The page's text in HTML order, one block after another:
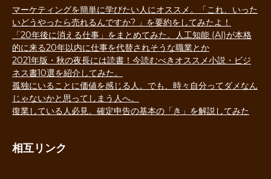
マーケティングを簡単に学びたい人にオススメ。「これ、いった
いどうやったら売れるんですか? 」を要約をしてみたよ！
「20年後に消える仕事」をまとめてみた。人工知能 (AI)が本格
的に来る20年以内に仕事を代替されそうな職業とか
2021年版・秋の夜長には読書！今読むべきオススメ小説・ビジ
ネス書10選を紹介してみた。
孤独にいることに価値を感じる人。でも、時々自分ってダメなん
じゃないかと思ってしまう人へ。
復業している人必見。確定申告の基本の「き」を解説してみた
相互リンク